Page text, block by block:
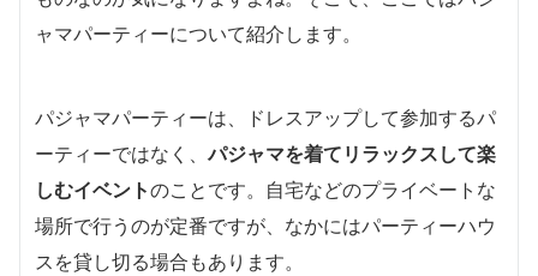
ャマパーティーについて紹介します。
パジャマパーティーは、ドレスアップして参加するパ
ーティーではなく、パジャマを着てリラックスして楽
しむイベントのことです。自宅などのプライベートな
場所で行うのが定番ですが、なかにはパーティーハウ
スを貸し切る場合もあります。